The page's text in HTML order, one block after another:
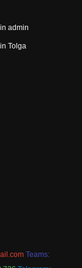
admin
Tolga
Teams: